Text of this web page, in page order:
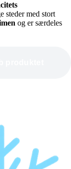
steder med stort
og er særdeles